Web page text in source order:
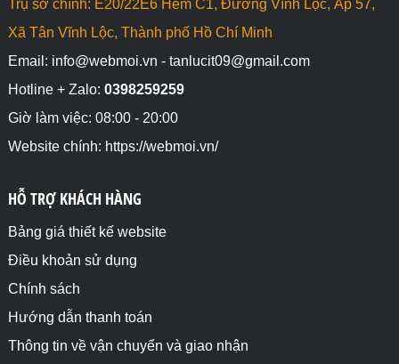
Trụ sở chính: E20/22E6 Hẻm C1, Đường Vĩnh Lộc, Ấp 57,
Xã Tân Vĩnh Lộc, Thành phố Hồ Chí Minh
Email: info@webmoi.vn - tanlucit09@gmail.com
Hotline + Zalo: 0398259259
Giờ làm việc: 08:00 - 20:00
Website chính: https://webmoi.vn/
HỖ TRỢ KHÁCH HÀNG
Bảng giá thiết kế website
Điều khoản sử dụng
Chính sách
Hướng dẫn thanh toán
Thông tin về vận chuyển và giao nhận